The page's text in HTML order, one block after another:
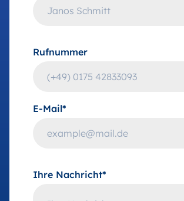
Rufnummer
E-Mail*
Ihre Nachricht*